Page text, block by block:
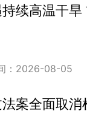
续高温干
：2026-08-05
案全面取